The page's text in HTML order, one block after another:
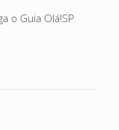
o Guia Olá!SP